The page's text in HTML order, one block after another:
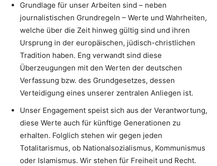
Grundlage für unser Arbeiten sind – neben
journalistischen Grundregeln – Werte und Wahrheiten,
welche über die Zeit hinweg gültig sind und ihren
Ursprung in der europäischen, jüdisch-christlichen
Tradition haben. Eng verwandt sind diese
Überzeugungen mit den Werten der deutschen
Verfassung bzw. des Grundgesetzes, dessen
Verteidigung eines unserer zentralen Anliegen ist.
Unser Engagement speist sich aus der Verantwortung,
diese Werte auch für künftige Generationen zu
erhalten. Folglich stehen wir gegen jeden
Totalitarismus, ob Nationalsozialismus, Kommunismus
oder Islamismus. Wir stehen für Freiheit und Recht.